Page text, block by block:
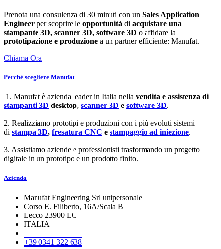
Prenota una consulenza di 30 minuti con un Sales Application
Engineer per scoprire le opportunità di acquistare una
stampante 3D, scanner 3D, software 3D o affidare la
prototipazione e produzione a un partner efficiente: Manufat.
Chiama Ora
Perchè scegliere Manufat
1. Manufat è azienda leader in Italia nella vendita e assistenza di
stampanti 3D desktop, scanner 3D e software 3D.
2. Realizziamo prototipi e produzioni con i più evoluti sistemi
di stampa 3D, fresatura CNC e stampaggio ad iniezione.
3. Assistiamo aziende e professionisti trasformando un progetto
digitale in un prototipo e un prodotto finito.
Azienda
Manufat Engineering Srl unipersonale
Corso E. Filiberto, 16A/Scala B
Lecco 23900 LC
ITALIA
+39 0341 322 638